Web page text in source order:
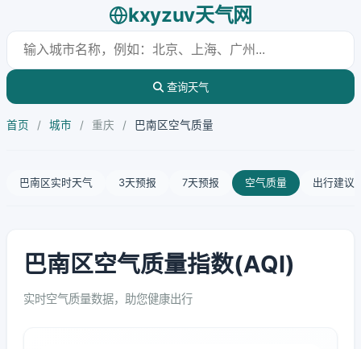
kxyzuv天气网
查询天气
首页 / 城市 / 重庆 / 巴南区空气质量
巴南区实时天气 3天预报 7天预报 空气质量 出行建议
巴南区空气质量指数(AQI)
实时空气质量数据，助您健康出行